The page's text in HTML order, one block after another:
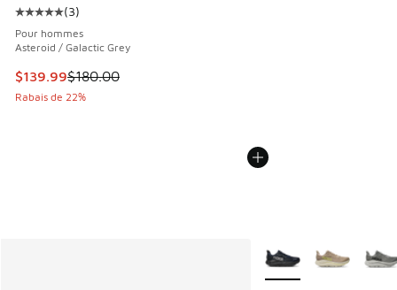
Cote moyenne du client - [5 sur 5 étoiles], 3 commentaires
(3)
Pour hommes
Asteroid / Galactic Grey
Cet article est en solde. Le prix est passé de $180.00 à
$139.99$180.00
Rabais de 22%
Plus de couleurs